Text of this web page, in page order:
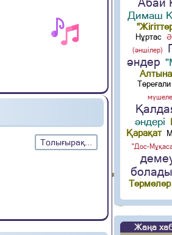
Толығырақ...
Димаш
Нұртас
(әншілер)
әндер
әндері
Қарақат
"Дос-
Термелер
Жаңа